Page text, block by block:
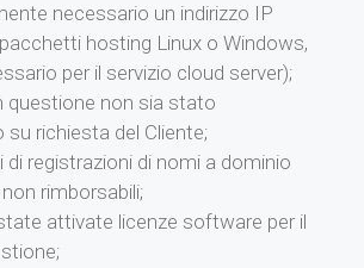
necessario un indirizzo IP
hosting Linux o Windows,
per il servizio cloud server);
questione non sia stato
su richiesta del Cliente;
di registrazioni di nomi a dominio
rimborsabili;
attivate licenze software per il